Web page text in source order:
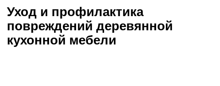
Уход и профилактика
повреждений деревянной
кухонной мебели